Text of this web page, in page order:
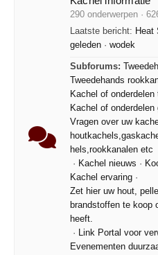
290 onderwerpen ·
Laatste bericht: Heat
geleden · wodek
Subforums:
Tweedehands
Kachel of onderdelen
Kachel of onderdelen
Vragen over uw
hels,rookkanalen etc
· Kachel nieuws ·
Kachel ervaring ·
Zet hier uw hout,
brandstoffen te koop
heeft.
· Link Portal voor
Evenementen